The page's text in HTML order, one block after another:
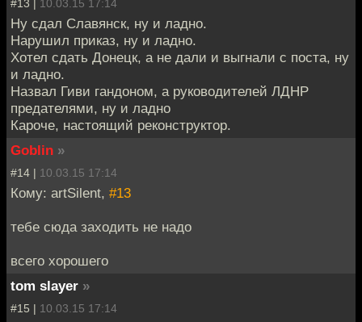
#13 | 10.03.15 17:14
Ну сдал Славянск, ну и ладно.
Нарушил приказ, ну и ладно.
Хотел сдать Донецк, а не дали и выгнали с поста, ну
и ладно.
Назвал Гиви гандоном, а руководителей ЛДНР
предателями, ну и ладно
Кароче, настоящий реконструктор.
Goblin »
#14 | 10.03.15 17:14
Кому: artSilent, #13
тебе сюда заходить не надо
всего хорошего
tom slayer »
#15 | 10.03.15 17:14